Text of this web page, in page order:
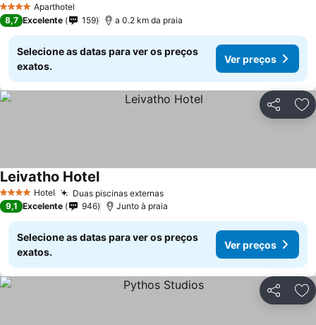
4 EstrelasAparthotel
8,7 Excelente 159 a 0.2 km da praia
Selecione as datas para ver os preços
exatos.
Ver preços
Partilhar
4 EstrelasHotel Duas piscinas externas
Leivatho Hotel
9,1 Excelente 946 Junto à praia
Selecione as datas para ver os preços
exatos.
Ver preços
Partilhar